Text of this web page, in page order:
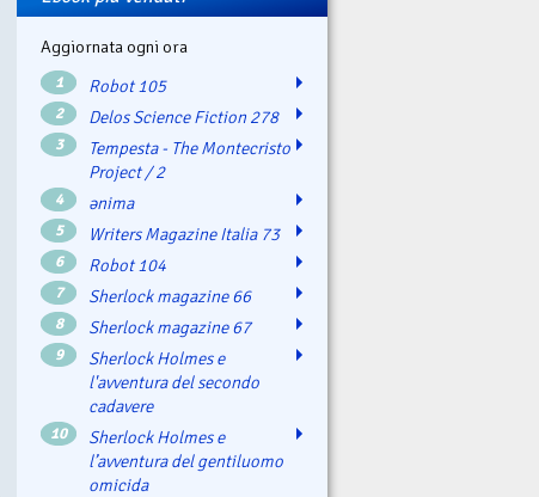
Aggiornata ogni ora
1 Robot 105
2 Delos Science Fiction 278
3
Tempesta - The Montecristo
Project / 2
4 ənima
5 Writers Magazine Italia 73
6 Robot 104
7 Sherlock magazine 66
8 Sherlock magazine 67
9
Sherlock Holmes e
l'avventura del secondo
cadavere
10
Sherlock Holmes e
l’avventura del gentiluomo
omicida